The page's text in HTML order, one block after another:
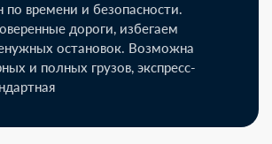
по времени и безопасности.
дороги, избегаем
остановок. Возможна
и полных грузов, экспресс-